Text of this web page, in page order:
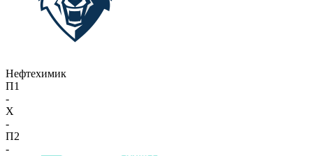
Нефтехимик
П1
-
X
-
П2
-